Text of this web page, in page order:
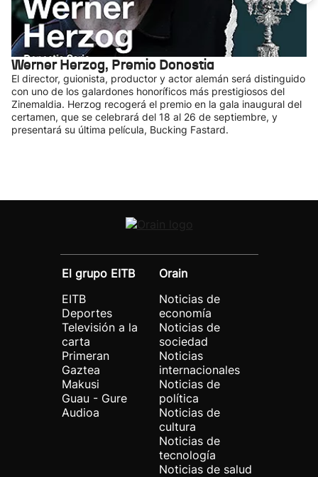
Werner Herzog, Premio Donostia
El director, guionista, productor y actor alemán será distinguido
con uno de los galardones honoríficos más prestigiosos del
Zinemaldia. Herzog recogerá el premio en la gala inaugural del
certamen, que se celebrará del 18 al 26 de septiembre, y
presentará su última película, Bucking Fastard.
El grupo EITB
EITB
Deportes
Televisión a la
carta
Primeran
Gaztea
Makusi
Guau - Gure
Audioa
Orain
Noticias de
economía
Noticias de
sociedad
Noticias
internacionales
Noticias de
política
Noticias de
cultura
Noticias de
tecnología
Noticias de salud